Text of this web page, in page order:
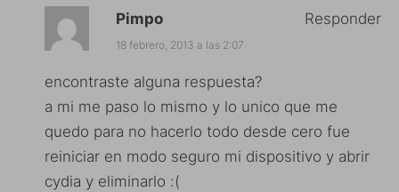
Pimpo
18 febrero, 2013 a las 2:07
encontraste alguna respuesta?
a mi me paso lo mismo y lo unico que me
quedo para no hacerlo todo desde cero fue
reiniciar en modo seguro mi dispositivo y abrir
cydia y eliminarlo :(
Responder